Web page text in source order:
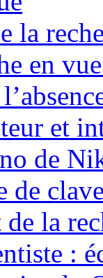
la
en
et
de
de
de la
: